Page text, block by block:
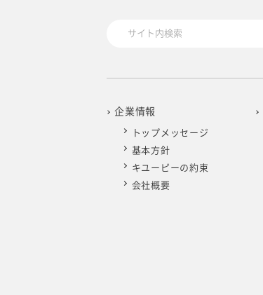
2025年3月
2025年1月
2024年4月
2024年2月
2024年1月
2023年5月
2023年3月
2023年2月
2023年1月
2022年6月
2022年4月
2022年3月
2022年2月
2021年7月
2021年5月
2021年4月
2021年3月
2020年8月
2020年6月
2020年5月
2020年4月
2019年9月
2019年7月
2019年6月
2019年5月
企業情報
トップメッセージ
基本方針
キユーピーの約束
会社概要